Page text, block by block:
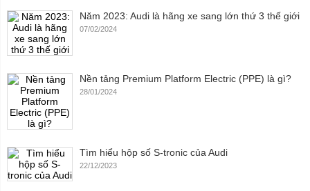
Năm 2023: Audi là hãng xe sang lớn thứ 3 thế giới
07/02/2024
Nền tảng Premium Platform Electric (PPE) là gì?
28/01/2024
Tìm hiểu hộp số S-tronic của Audi
22/12/2023